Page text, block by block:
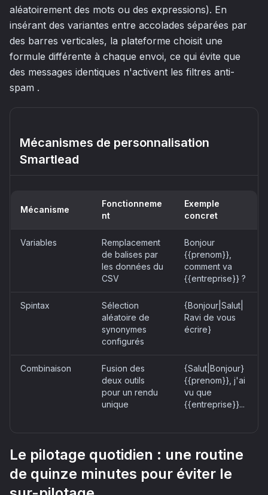
aléatoirement des mots ou des expressions). En
insérant des variantes entre accolades séparées par
des barres verticales, la plateforme choisit une
formule différente à chaque envoi, ce qui évite que
des messages identiques n'activent les filtres anti-
spam .
Mécanismes de personnalisation
Smartlead
Mécanisme
Fonctionneme
nt
Exemple
concret
Variables
Remplacement
de balises par
les données du
CSV
Bonjour
{{prenom}},
comment va
{{entreprise}} ?
Spintax
Sélection
aléatoire de
synonymes
configurés
{Bonjour|Salut|
Ravi de vous
écrire}
Combinaison
Fusion des
deux outils
pour un rendu
unique
{Salut|Bonjour}
{{prenom}}, j'ai
vu que
{{entreprise}}...
Le pilotage quotidien : une routine
de quinze minutes pour éviter le